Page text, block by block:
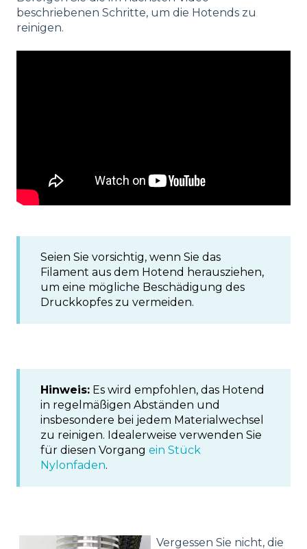
beschriebenen Schritte, um die Hotends zu
reinigen.
Seien Sie vorsichtig, wenn Sie das
Filament aus dem Hotend herausziehen,
um eine mögliche Beschädigung des
Druckkopfes zu vermeiden.
Hinweis: Es wird empfohlen, das Hotend
in regelmäßigen Abständen und
insbesondere bei jedem Materialwechsel
zu reinigen. Idealerweise verwenden Sie
für diesen Vorgang ein Stück
Nylonfaden.
Vergessen Sie nicht, die